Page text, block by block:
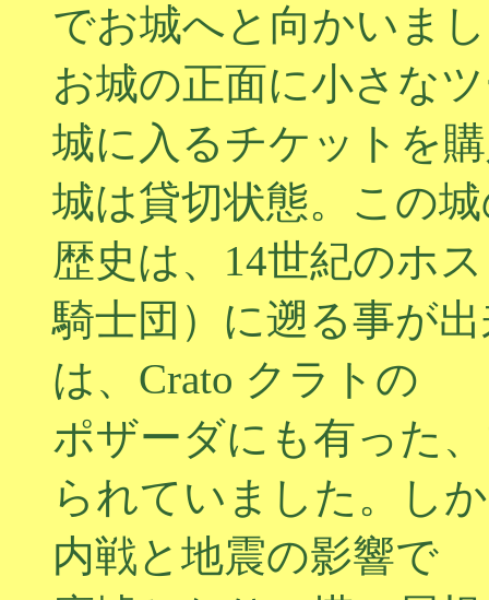
でお城へと向かいま
お城の正面に小さな
城に入るチケットを
城は貸切状態。この
歴史は、14世紀のホ
騎士団）に遡る事が
は、Crato クラトの
ポザーダにも有った
られていました。し
内戦と地震の影響で